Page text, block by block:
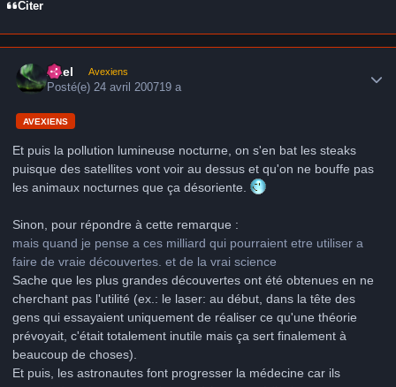
Citer
Axel Avexiens
Posté(e)24 avril 200719 a
AVEXIENS
Et puis la pollution lumineuse nocturne, on s'en bat les steaks
puisque des satellites vont voir au dessus et qu'on ne bouffe pas
les animaux nocturnes que ça désoriente.
Sinon, pour répondre à cette remarque :
mais quand je pense a ces milliard qui pourraient etre utiliser a
faire de vraie découvertes. et de la vrai science
Sache que les plus grandes découvertes ont été obtenues en ne
cherchant pas l'utilité (ex.: le laser: au début, dans la tête des
gens qui essayaient uniquement de réaliser ce qu'une théorie
prévoyait, c'était totalement inutile mais ça sert finalement à
beaucoup de choses).
Et puis, les astronautes font progresser la médecine car ils